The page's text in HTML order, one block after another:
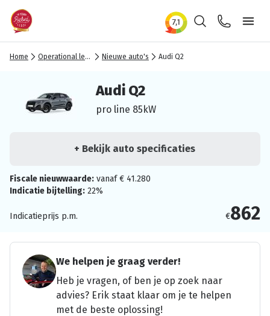
ZoekenContact
Home Operational lease Nieuwe auto's Audi Q2
Audi Q2
pro line 85kW
+ Bekijk auto specificaties
Fiscale nieuwwaarde: vanaf € 41.280
Indicatie bijtelling: 22%
Indicatieprijs p.m. €862
We helpen je graag verder!
Heb je vragen, of ben je op zoek naar
advies? Erik staat klaar om je te helpen
met de beste oplossing!